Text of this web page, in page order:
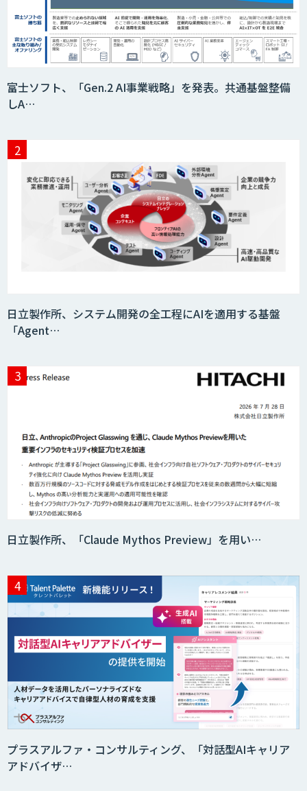
富士ソフト、「Gen.2 AI事業戦略」を発表。共通基盤整備
しA…
日立製作所、システム開発の全工程にAIを適用する基盤
「Agent…
日立製作所、「Claude Mythos Preview」を用い…
プラスアルファ・コンサルティング、「対話型AIキャリア
アドバイザ…